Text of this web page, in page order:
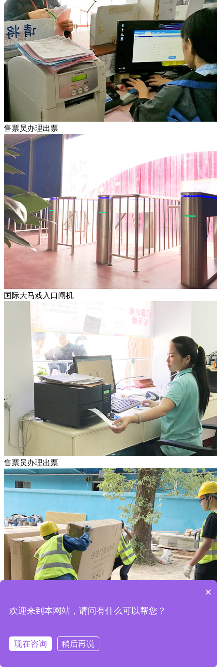
售票员办理出票
国际大马戏入口闸机
售票员办理出票
×
欢迎来到本网站，请问有什么可以帮您？
现在咨询 稍后再说